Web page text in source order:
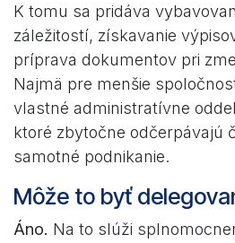
K tomu sa pridáva
záležitostí, získavanie
príprava dokumentov pri
Najmä pre menšie
vlastné administratívne
ktoré zbytočne odčerpávajú
samotné podnikanie.
Môže to byť
Áno. Na to slúži